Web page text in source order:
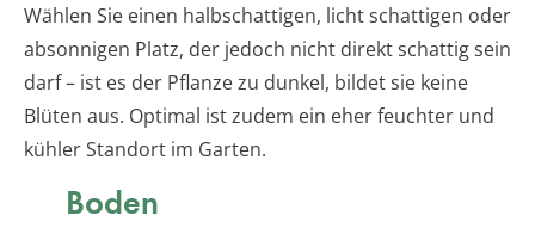
Wählen Sie einen halbschattigen, licht schattigen oder
absonnigen Platz, der jedoch nicht direkt schattig sein
darf – ist es der Pflanze zu dunkel, bildet sie keine
Blüten aus. Optimal ist zudem ein eher feuchter und
kühler Standort im Garten.
Boden